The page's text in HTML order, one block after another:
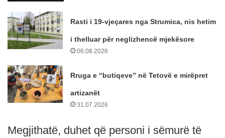
Rasti i 19-vjeçares nga Strumica, nis hetim
i thelluar për neglizhencë mjekësore
06.08.2026
Rruga e “butiqeve” në Tetovë e mirëpret
artizanët
31.07.2026
Megjithatë, duhet që personi i sëmurë të